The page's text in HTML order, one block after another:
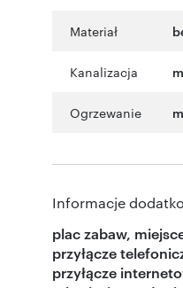
Materiał
Kanalizacja
Ogrzewanie
Informacje
plac zabaw,
przyłącze
przyłącze